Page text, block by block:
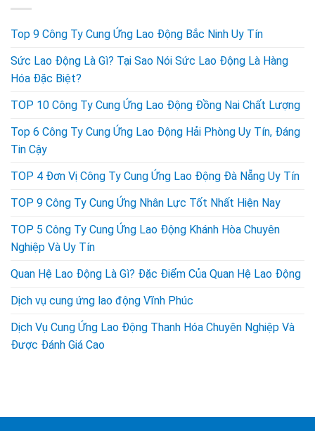
Top 9 Công Ty Cung Ứng Lao Động Bắc Ninh Uy Tín
Sức Lao Động Là Gì? Tại Sao Nói Sức Lao Động Là Hàng
Hóa Đặc Biệt?
TOP 10 Công Ty Cung Ứng Lao Động Đồng Nai Chất Lượng
Top 6 Công Ty Cung Ứng Lao Động Hải Phòng Uy Tín, Đáng
Tin Cậy
TOP 4 Đơn Vị Công Ty Cung Ứng Lao Động Đà Nẵng Uy Tín
TOP 9 Công Ty Cung Ứng Nhân Lực Tốt Nhất Hiện Nay
TOP 5 Công Ty Cung Ứng Lao Động Khánh Hòa Chuyên
Nghiệp Và Uy Tín
Quan Hệ Lao Động Là Gì? Đặc Điểm Của Quan Hệ Lao Động
Dịch vụ cung ứng lao động Vĩnh Phúc
Dịch Vụ Cung Ứng Lao Động Thanh Hóa Chuyên Nghiệp Và
Được Đánh Giá Cao